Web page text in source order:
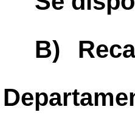
B)